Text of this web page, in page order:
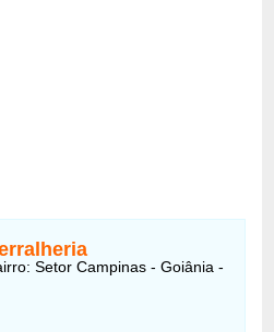
Setor Campinas - Goiânia -